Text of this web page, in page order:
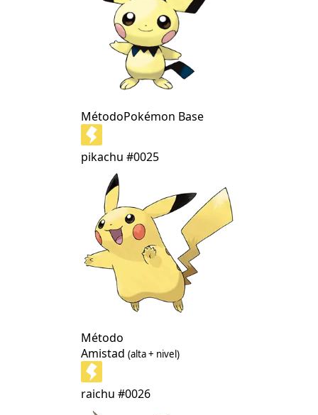
MétodoPokémon Base
pikachu #0025
Método
Amistad (alta + nivel)
raichu #0026